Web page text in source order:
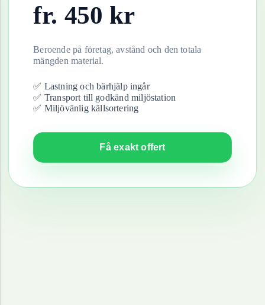
fr. 450 kr
Beroende på företag, avstånd och den totala
mängden material.
✅ Lastning och bärhjälp ingår
✅ Transport till godkänd miljöstation
✅ Miljövänlig källsortering
Få exakt offert